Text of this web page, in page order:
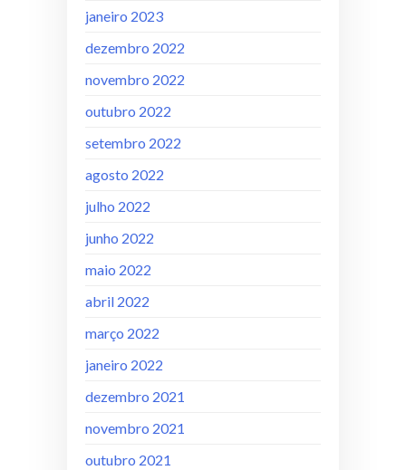
janeiro 2023
dezembro 2022
novembro 2022
outubro 2022
setembro 2022
agosto 2022
julho 2022
junho 2022
maio 2022
abril 2022
março 2022
janeiro 2022
dezembro 2021
novembro 2021
outubro 2021